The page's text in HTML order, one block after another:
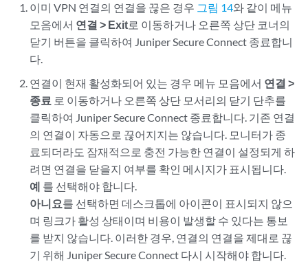
이미 VPN 연결의 연결을 끊은 경우 그림 14와 같이 메뉴
모음에서 연결 > Exit로 이동하거나 오른쪽 상단 코너의
닫기 버튼을 클릭하여 Juniper Secure Connect 종료합니
다.
연결이 현재 활성화되어 있는 경우 메뉴 모음에서 연결 >
종료 로 이동하거나 오른쪽 상단 모서리의 닫기 단추를
클릭하여 Juniper Secure Connect 종료합니다. 기존 연결
의 연결이 자동으로 끊어지지는 않습니다. 모니터가 종
료되더라도 잠재적으로 충전 가능한 연결이 설정되게 하
려면 연결을 닫을지 여부를 확인 메시지가 표시됩니다.
예 를 선택해야 합니다.
아니요를 선택하면 데스크톱에 아이콘이 표시되지 않으
며 링크가 활성 상태이며 비용이 발생할 수 있다는 통보
를 받지 않습니다. 이러한 경우, 연결의 연결을 제대로 끊
기 위해 Juniper Secure Connect 다시 시작해야 합니다.